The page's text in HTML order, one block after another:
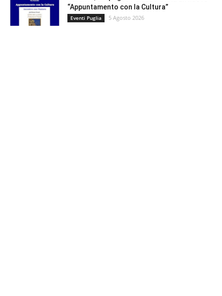
“Appuntamento con la Cultura”
Eventi Puglia 5 Agosto 2026